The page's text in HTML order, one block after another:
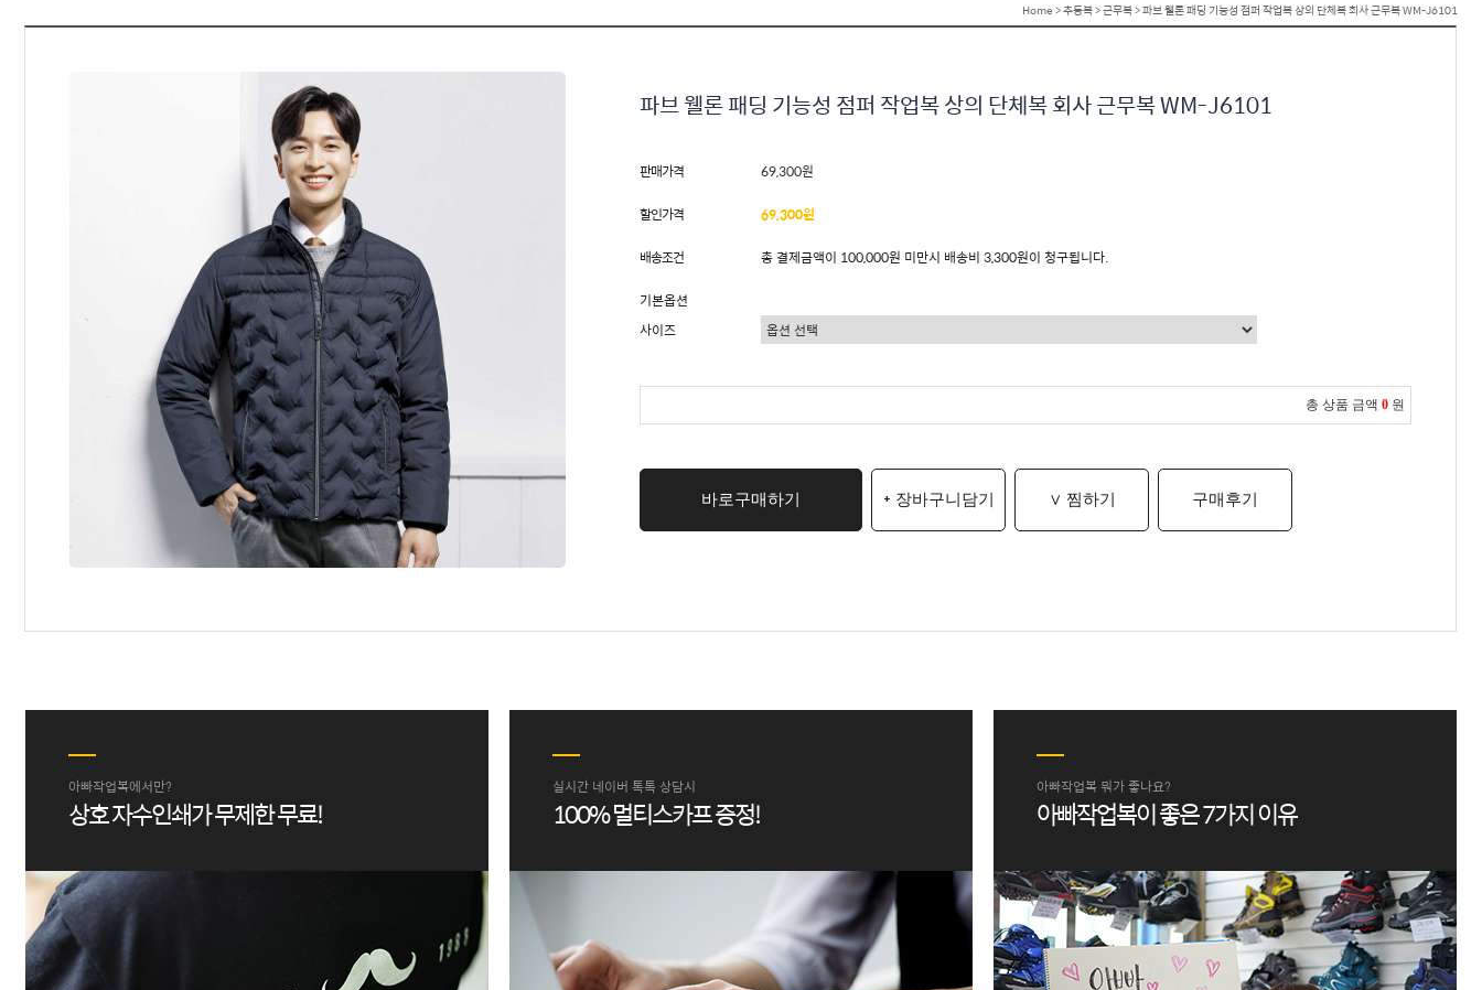
Home>추동복>근무복> 파브 웰론 패딩 기능성 점퍼 작업복 상의 단체복 회사 근무복 WM-J6101
파브 웰론 패딩 기능성 점퍼 작업복 상의 단체복 회사 근무복 WM-J6101
판매가격 69,300원
할인가격 69,300원
배송조건 총 결제금액이 100,000원 미만시 배송비 3,300원이 청구됩니다.
기본옵션
사이즈
총 상품 금액 0 원
바로구매하기 + 장바구니담기 ∨ 찜하기 구매후기
아빠작업복에서만?
상호 자수인쇄가 무제한 무료!
실시간 네이버 톡톡 상담시
100% 멀티스카프 증정!
아빠작업복 뭐가 좋나요?
아빠작업복이 좋은 7가지 이유